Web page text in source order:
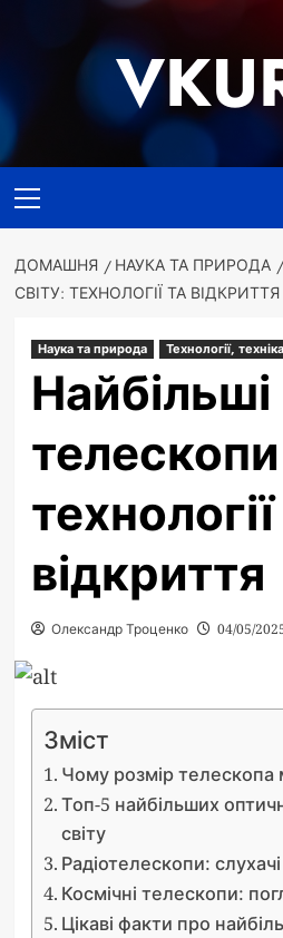
меню
ДОМАШНЯ НАУКА ТА ПРИРОДА
СВІТУ: ТЕХНОЛОГІЇ ТА ВІДКРИТТЯ
Наука та природа Технології,
Найбільші
відкриття
Олександр Троценко 04/05/
Зміст
Чому розмір телескопа
Топ-5 найбільших
світу
Радіотелескопи:
Космічні телескопи:
Цікаві факти про